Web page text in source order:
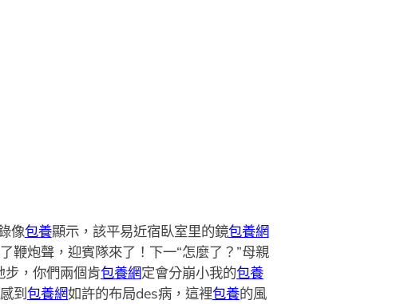
像包養顯示，該平易近宿臥室里的鏡包養網
鞭炮聲，迎賓隊來了！下一“怎麼了？”母親
步，你們兩個肯包養網定會分崩小我的包養
到包養網如許的布局des病，這裡包養的風